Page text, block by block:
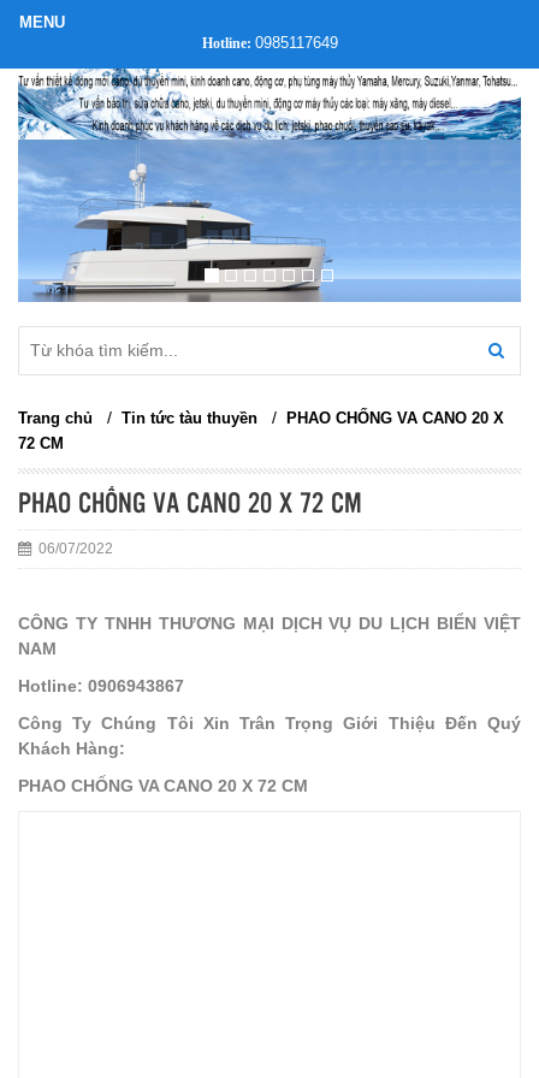
Hotline: 0985117649
Trang chủ / Tin tức tàu thuyền /
PHAO CHỐNG VA CANO 20 X
72 CM
PHAO CHỐNG VA CANO 20 X 72 CM
06/07/2022
CÔNG TY TNHH THƯƠNG MẠI DỊCH VỤ DU LỊCH BIỂN VIỆT
NAM
Hotline: 0906943867
Công Ty Chúng Tôi Xin Trân Trọng Giới Thiệu Đến Quý
Khách Hàng:
PHAO CHỐNG VA CANO 20 X 72 CM